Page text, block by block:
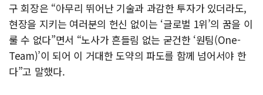
구 회장은 “아무리 뛰어난 기술과 과감한 투자가 있더라도,
현장을 지키는 여러분의 헌신 없이는 ‘글로벌 1위’의 꿈을 이
룰 수 없다”면서 “노사가 흔들림 없는 굳건한 ‘원팀(One-
Team)’이 되어 이 거대한 도약의 파도를 함께 넘어서야 한
다”고 말했다.